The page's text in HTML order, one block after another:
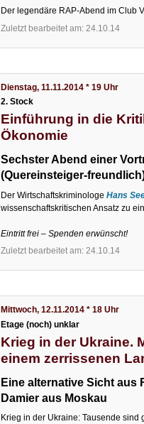
Der legendäre RAP-Abend im Club
Zuletzt bearbeitet am: 24.10.14
Dienstag, 11.11.2014 * 19 Uhr
2. Stock
Einführung in die
Ökonomie
Sechster Abend einer
(Quereinsteiger-
Der WirtschaftskriminologeHans
wissenschaftskritischen Ansatz zu
Eintritt frei – Spenden erwünscht!
Zuletzt bearbeitet am: 24.10.14
Mittwoch, 12.11.2014 * 18 Uhr
Etage (noch) unklar
Krieg in der Ukraine.
einem zerrissenen
Eine alternative Sicht aus
Damier aus Moskau
Krieg in der Ukraine: Tausende